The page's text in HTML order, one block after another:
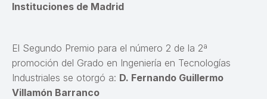
Instituciones de Madrid
El Segundo Premio para el número 2 de la 2ª
promoción del Grado en Ingeniería en Tecnologías
Industriales se otorgó a: D. Fernando Guillermo
Villamón Barranco